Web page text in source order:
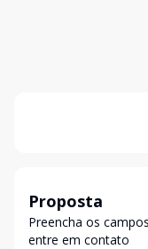
Proposta
Preencha os
entre em contato